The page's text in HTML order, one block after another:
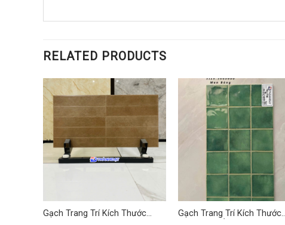
RELATED PRODUCTS
Gạch Trang Trí Kích Thước
Gạch Trang Trí Kích Thước